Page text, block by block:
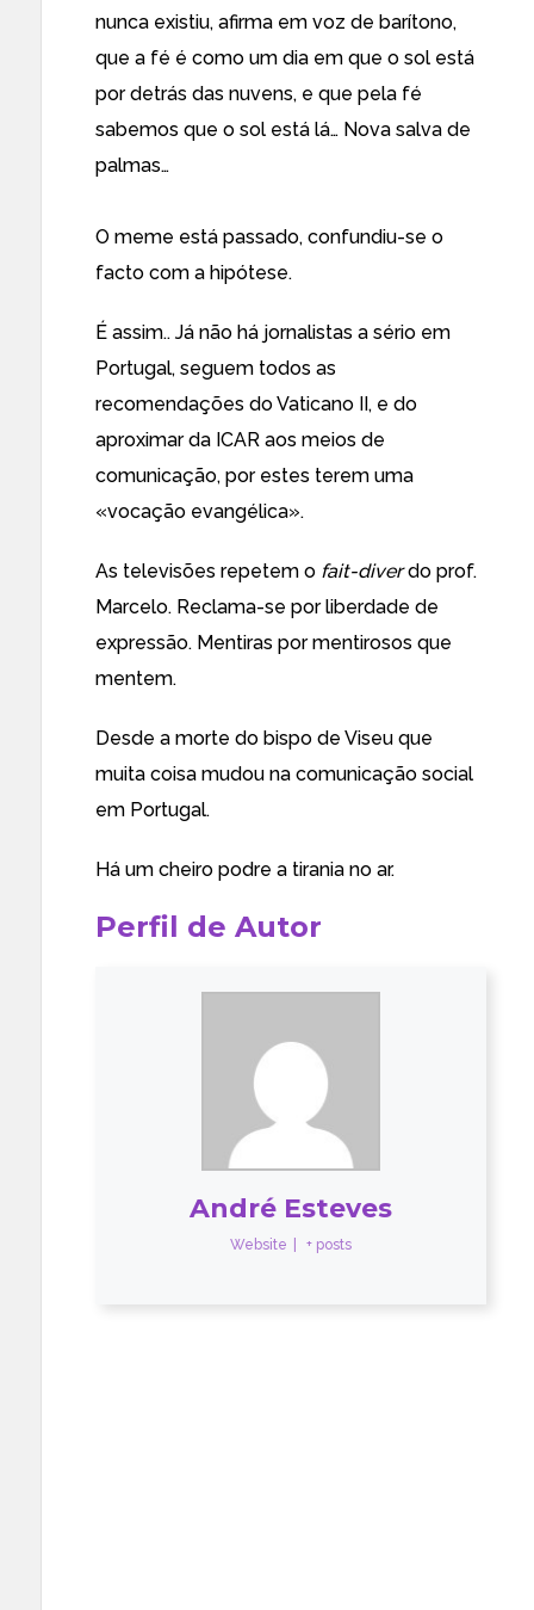
nunca existiu, afirma em voz de barítono,
que a fé é como um dia em que o sol está
por detrás das nuvens, e que pela fé
sabemos que o sol está lá… Nova salva de
palmas…
O meme está passado, confundiu-se o
facto com a hipótese.
É assim.. Já não há jornalistas a sério em
Portugal, seguem todos as
recomendações do Vaticano II, e do
aproximar da ICAR aos meios de
comunicação, por estes terem uma
«vocação evangélica».
As televisões repetem o fait-diverdo prof.
Marcelo. Reclama-se por liberdade de
expressão. Mentiras por mentirosos que
mentem.
Desde a morte do bispo de Viseu que
muita coisa mudou na comunicação social
em Portugal.
Há um cheiro podre a tirania no ar.
Perfil de Autor
André Esteves
Website + posts